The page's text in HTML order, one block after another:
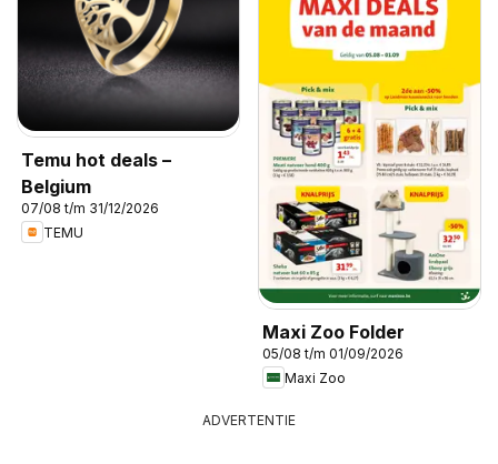
Temu hot deals –
Belgium
07/08 t/m 31/12/2026
TEMU
Maxi Zoo Folder
05/08 t/m 01/09/2026
Maxi Zoo
ADVERTENTIE